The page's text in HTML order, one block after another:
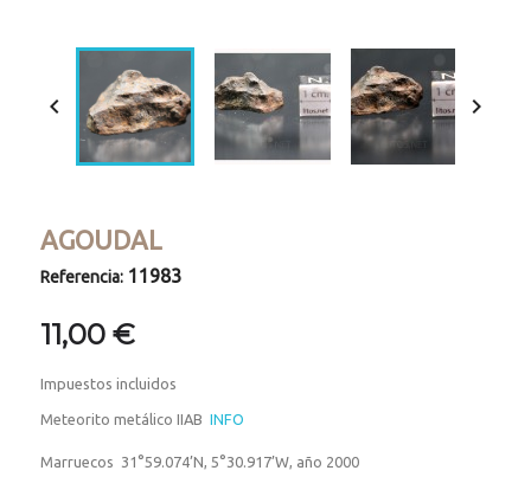
 
AGOUDAL
Referencia: 11983
11,00 €
Impuestos incluidos
Meteorito metálico IIABINFO
Marruecos 31°59.074’N, 5°30.917’W, año 2000